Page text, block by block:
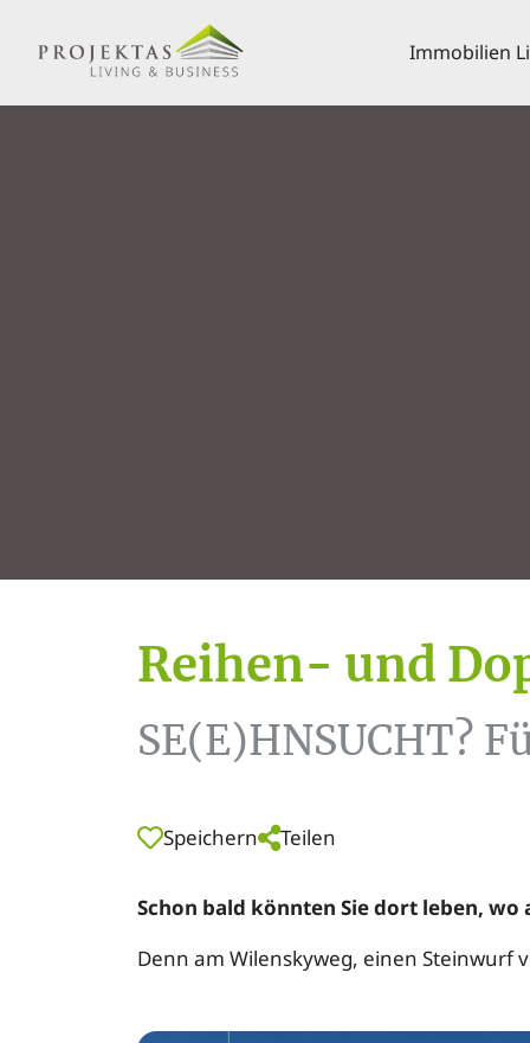
Immobilien
Reihen- und
SE(E)HNSUCHT?
Speichern Teilen
Schon bald könnten Sie dort leben,
Denn am Wilenskyweg, einen Steinwurf